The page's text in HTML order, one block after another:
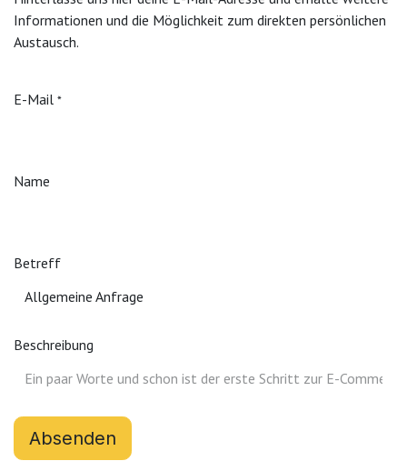
Informationen und die Möglichkeit zum direkten persönlichen
Austausch.
E-Mail *
Name
Betreff
Allgemeine Anfrage
Beschreibung
Absenden